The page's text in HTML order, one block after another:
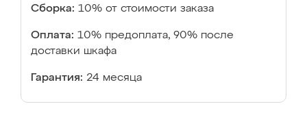
Сборка: 10% от стоимости заказа
Оплата: 10% предоплата, 90% после
доставки шкафа
Гарантия: 24 месяца